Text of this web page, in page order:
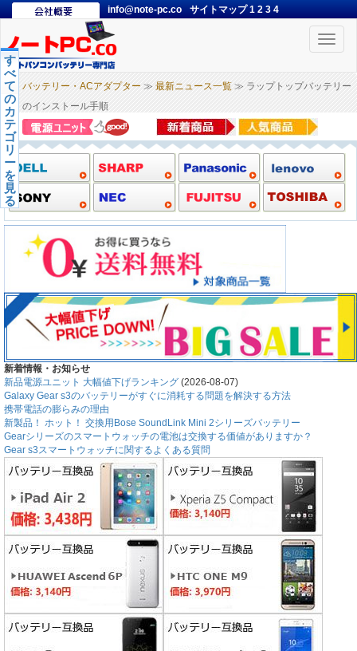
info@note-pc.co サイトマップ1 2 3 4
Toggle
バッテリー・ACアダプター ≫ 最新ニュース一覧 ≫ ラップトップバッテリー
のインストール手順
す
べ
て
の
カ
テ
ゴ
リ
ー
を
見
る
新着情報・お知らせ
新品電源ユニット 大幅値下げランキング (2026-08-07)
Galaxy Gear s3のバッテリーがすぐに消耗する問題を解決する方法
携帯電話の膨らみの理由
新製品！ ホット！ 交換用Bose SoundLink Mini 2シリーズバッテリー
Gearシリーズのスマートウォッチの電池は交換する価値がありますか？
Gear s3スマートウォッチに関するよくある質問